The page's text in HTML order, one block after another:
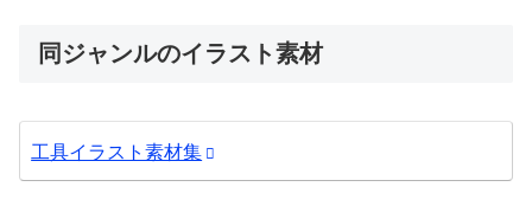
同ジャンルのイラスト素材
工具イラスト素材集